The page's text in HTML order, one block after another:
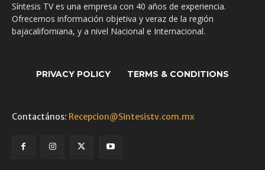
Síntesis TV es una empresa con 40 años de experiencia.
Ofrecemos información objetiva y veraz de la región
bajacaliforniana, y a nivel Nacional e Internacional.
PRIVACY POLICY TERMS & CONDITIONS
Contactános: Recepcion@Sintesistv.com.mx